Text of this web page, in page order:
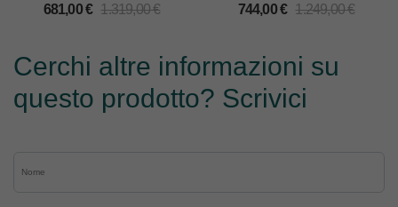
681,00€ 1.319,00€ 744,00€ 1.249,00€
Cerchi altre informazioni su
questo prodotto? Scrivici